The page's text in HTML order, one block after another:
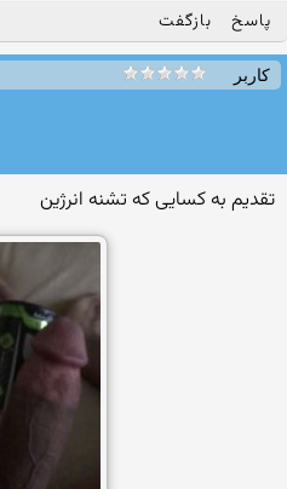
پاسخ بازگفت
کاربر
تقدیم به کسایی که تشنه انرژین